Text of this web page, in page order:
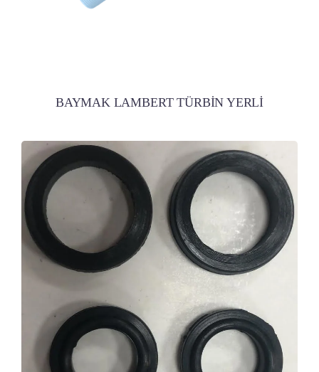
BAYMAK LAMBERT TÜRBİN YERLİ